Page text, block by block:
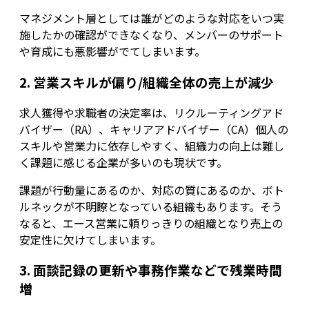
マネジメント層としては誰がどのような対応をいつ実
施したかの確認ができなくなり、メンバーのサポート
や育成にも悪影響がでてしまいます。
2. 営業スキルが偏り/組織全体の売上が減少
求人獲得や求職者の決定率は、リクルーティングアド
バイザー（RA）、キャリアアドバイザー（CA）個人の
スキルや営業力に依存しやすく、組織力の向上は難し
く課題に感じる企業が多いのも現状です。
課題が行動量にあるのか、対応の質にあるのか、ボト
ルネックが不明瞭となっている組織もあります。そう
なると、エース営業に頼りっきりの組織となり売上の
安定性に欠けてしまいます。
3. 面談記録の更新や事務作業などで残業時間
増